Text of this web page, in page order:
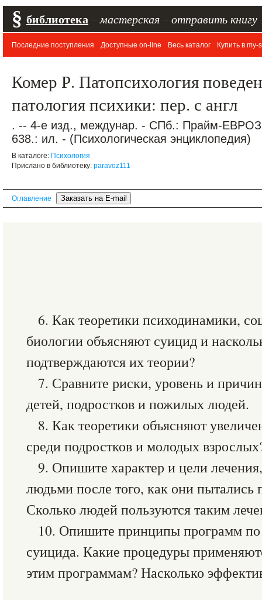
§ библиотека мастерская отправить книгу
Последние поступления Доступные on-line Весь каталог Купить в my-
Комер Р. Патопсихология
патология психики: пер. с англ
. -- 4-е изд., междунар. - СПб.: Прайм-
638.: ил. - (Психологическая энциклопедия)
В каталоге: Психология
Прислано в библиотеку: paravoz111
Оглавление
6. Как теоретики психодинамики,
биологии объясняют суицид и
подтверждаются их теории?
7. Сравните риски, уровень и
детей, подростков и пожилых людей.
8. Как теоретики объясняют
среди подростков и молодых
9. Опишите характер и цели
людьми после того, как они пытались
Сколько людей пользуются таким
10. Опишите принципы программ
суицида. Какие процедуры
этим программам? Насколько